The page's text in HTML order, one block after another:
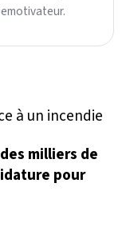
milliers de
pour